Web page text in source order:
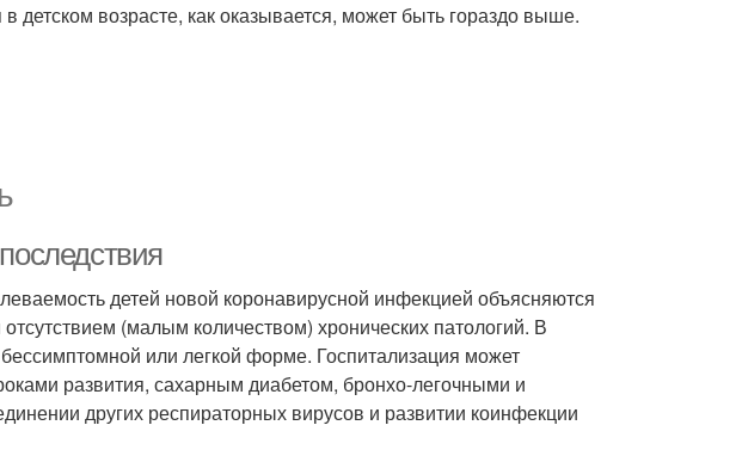
возрасте, как оказывается, может быть гораздо выше.
детей новой коронавирусной инфекцией объясняются
(малым количеством) хронических патологий. В
или легкой форме. Госпитализация может
развития, сахарным диабетом, бронхо-легочными и
других респираторных вирусов и развитии коинфекции